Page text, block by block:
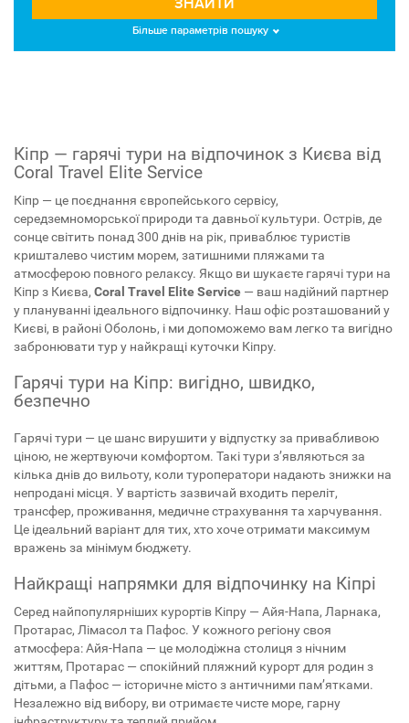
ЗНАЙТИ
Більше параметрів пошуку
Кіпр — гарячі тури на відпочинок з Києва від
Coral Travel Elite Service
Кіпр — це поєднання європейського сервісу,
середземноморської природи та давньої культури. Острів, де
сонце світить понад 300 днів на рік, приваблює туристів
кришталево чистим морем, затишними пляжами та
атмосферою повного релаксу. Якщо ви шукаєте гарячі тури на
Кіпр з Києва, Coral Travel Elite Service — ваш надійний партнер
у плануванні ідеального відпочинку. Наш офіс розташований у
Києві, в районі Оболонь, і ми допоможемо вам легко та вигідно
забронювати тур у найкращі куточки Кіпру.
Гарячі тури на Кіпр: вигідно, швидко,
безпечно
Гарячі тури — це шанс вирушити у відпустку за привабливою
ціною, не жертвуючи комфортом. Такі тури з’являються за
кілька днів до вильоту, коли туроператори надають знижки на
непродані місця. У вартість зазвичай входить переліт,
трансфер, проживання, медичне страхування та харчування.
Це ідеальний варіант для тих, хто хоче отримати максимум
вражень за мінімум бюджету.
Найкращі напрямки для відпочинку на Кіпрі
Серед найпопулярніших курортів Кіпру — Айя-Напа, Ларнака,
Протарас, Лімасол та Пафос. У кожного регіону своя
атмосфера: Айя-Напа — це молодіжна столиця з нічним
життям, Протарас — спокійний пляжний курорт для родин з
дітьми, а Пафос — історичне місто з античними пам’ятками.
Незалежно від вибору, ви отримаєте чисте море, гарну